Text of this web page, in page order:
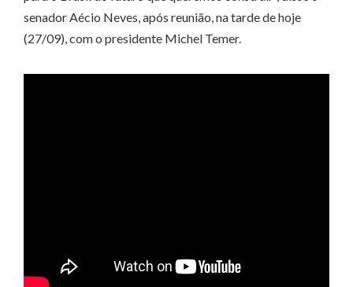
senador Aécio Neves, após reunião, na tarde de hoje
(27/09), com o presidente Michel Temer.